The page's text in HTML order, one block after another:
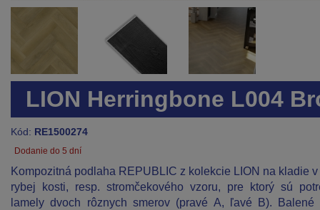
LION Herringbone L004
Kód: RE1500274
Dodanie do 5 dní
Kompozitná podlaha REPUBLIC z kolekcie LION na kladie
rybej kosti, resp. stromčekového vzoru, pre ktorý sú
lamely dvoch rôznych smerov (pravé A, ľavé B).